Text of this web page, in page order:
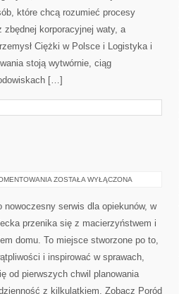
które chcą rozumieć procesy
zbędnej korporacyjnej waty, a
Ciężki w Polsce i Logistyka i
stoją wytwórnie, ciąg
[…]
PYTANIA
ZOSTAŁA WYŁĄCZONA
nowoczesny serwis dla opiekunów, w
przenika się z macierzyństwem i
domu. To miejsce stworzone po to,
i inspirować w sprawach,
od pierwszych chwil planowania
z kilkulatkiem. Zobacz Poród